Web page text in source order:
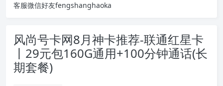
客服微信好友fengshanghaoka
风尚号卡网8月神卡推荐-联通红星卡
丨29元包160G通用+100分钟通话(长
期套餐)